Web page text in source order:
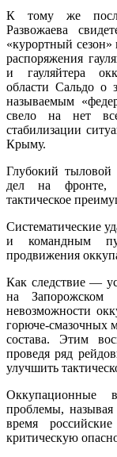
К тому же
Развожаева
«курортный сезон»
распоряжения
и гауляйтера
области Сальдо о
называемым
свело на нет
стабилизации
Крыму.
Глубокий тыловой
дел на фронте,
тактическое
Систематические
и командным
продвижения
Как следствие —
на Запорожском
невозможности
горюче-смазочных
состава. Этим
проведя ряд
улучшить
Оккупационные
проблемы,
время
критическую